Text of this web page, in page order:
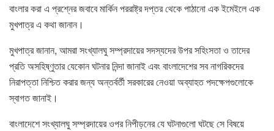
বাংলার করা এ প্রশ্নের জবাবে মার্কিন পররাষ্ট্র দপ্তর থেকে পাঠানো এক ইমেইলে এক
মুখপাত্র এ কথা জানান।
মুখপাত্র জানান, আমরা সংখ্যালঘু সম্প্রদায়ের সদস্যদের উপর সহিংসতা ও তাদের
প্রতি অসহিষ্ণুতার যেকোন ঘটনার নিন্দা জানাই এবং বাংলাদেশের সব নাগরিকদের
নিরাপত্তা নিশ্চিত করার জন্য অন্তর্বর্তী সরকারের নেওয়া অব্যাহত পদক্ষেপগুলোকে
স্বাগত জানাই।
বাংলাদেশে সংখ্যালঘু সম্প্রদায়ের ওপর নিপীড়নের যে ঘটনাগুলো ঘটছে সে বিষয়ে